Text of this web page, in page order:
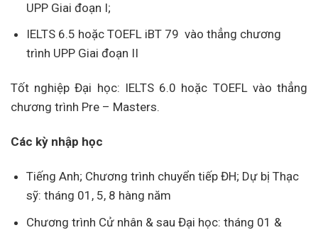
UPP Giai đoạn I;
IELTS 6.5 hoặc TOEFL iBT 79 vào thẳng chương
trình UPP Giai đoạn II
Tốt nghiệp Đại học: IELTS 6.0 hoặc TOEFL vào thẳng
chương trình Pre – Masters.
Các kỳ nhập học
Tiếng Anh; Chương trình chuyển tiếp ĐH; Dự bị Thạc
sỹ: tháng 01, 5, 8 hàng năm
Chương trình Cử nhân & sau Đại học: tháng 01 &